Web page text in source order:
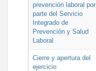
prevención laboral por
parte del Servicio
Integrado de
Prevención y Salud
Laboral
Cierre y apertura del
ejercicio